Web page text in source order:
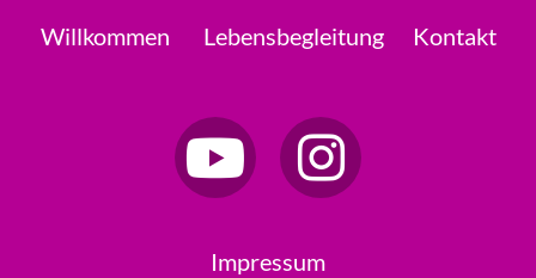
Willkommen Lebensbegleitung Kontakt
Impressum